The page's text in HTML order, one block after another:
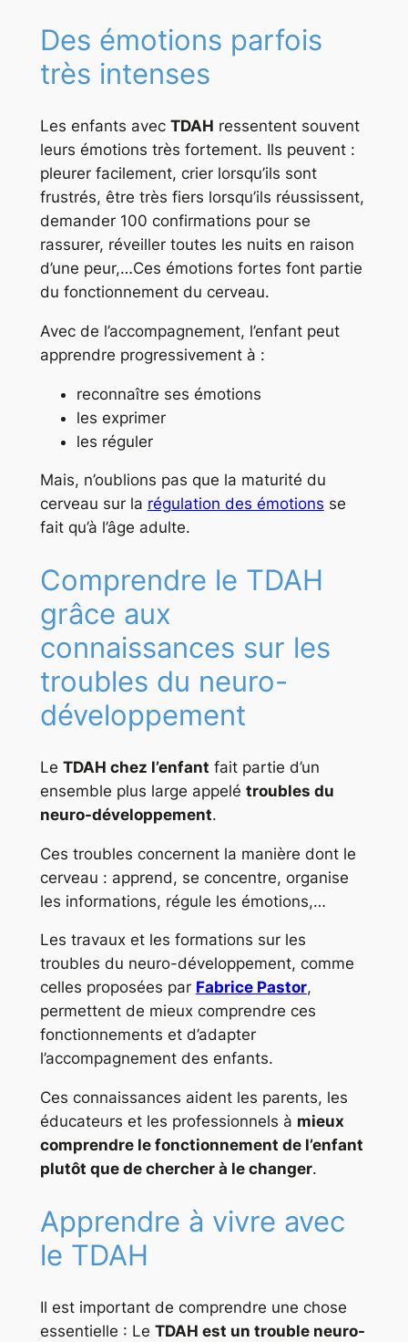
Des émotions parfois
très intenses
Les enfants avec TDAH ressentent souvent
leurs émotions très fortement. Ils peuvent :
pleurer facilement, crier lorsqu’ils sont
frustrés, être très fiers lorsqu’ils réussissent,
demander 100 confirmations pour se
rassurer, réveiller toutes les nuits en raison
d’une peur,…Ces émotions fortes font partie
du fonctionnement du cerveau.
Avec de l’accompagnement, l’enfant peut
apprendre progressivement à :
reconnaître ses émotions
les exprimer
les réguler
Mais, n’oublions pas que la maturité du
cerveau sur la régulation des émotions se
fait qu’à l’âge adulte.
Comprendre le TDAH
grâce aux
connaissances sur les
troubles du neuro-
développement
Le TDAH chez l’enfant fait partie d’un
ensemble plus large appelé troubles du
neuro-développement.
Ces troubles concernent la manière dont le
cerveau : apprend, se concentre, organise
les informations, régule les émotions,…
Les travaux et les formations sur les
troubles du neuro-développement, comme
celles proposées par Fabrice Pastor,
permettent de mieux comprendre ces
fonctionnements et d’adapter
l’accompagnement des enfants.
Ces connaissances aident les parents, les
éducateurs et les professionnels à mieux
comprendre le fonctionnement de l’enfant
plutôt que de chercher à le changer.
Apprendre à vivre avec
le TDAH
Il est important de comprendre une chose
essentielle : Le TDAH est un trouble neuro-